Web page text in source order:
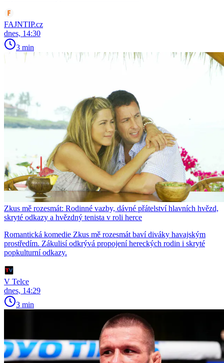
FAJNTIP.cz
dnes, 14:30
3 min
Zkus mě rozesmát: Rodinné vazby, dávné přátelství hlavních hvězd,
skryté odkazy a hvězdný tenista v roli herce
Romantická komedie Zkus mě rozesmát baví diváky havajským
prostředím. Zákulisí odkrývá propojení hereckých rodin i skryté
popkulturní odkazy.
V Telce
dnes, 14:29
3 min